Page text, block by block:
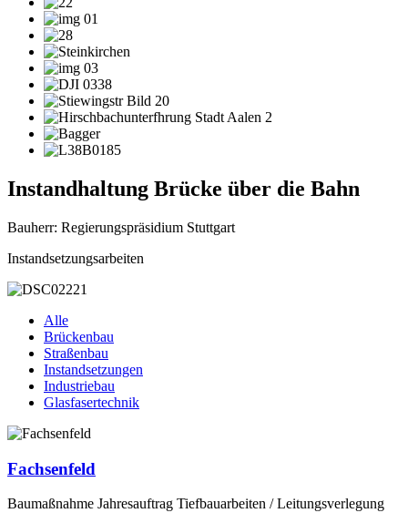
Instandhaltung Brücke über die Bahn
Bauherr: Regierungspräsidium Stuttgart
Instandsetzungsarbeiten
Alle
Brückenbau
Straßenbau
Instandsetzungen
Industriebau
Glasfasertechnik
Fachsenfeld
Baumaßnahme Jahresauftrag Tiefbauarbeiten / Leitungsverlegung